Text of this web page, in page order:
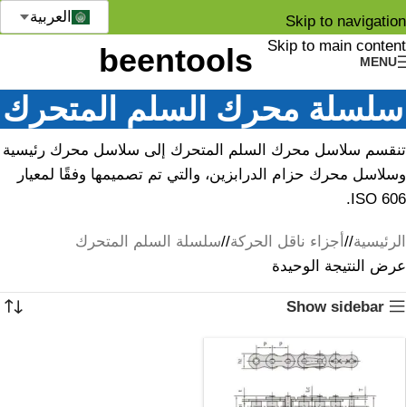
Skip to navigation
Skip to main content
MENU
العربية
سلسلة محرك السلم المتحرك
تنقسم سلاسل محرك السلم المتحرك إلى سلاسل محرك رئيسية
وسلاسل محرك حزام الدرابزين، والتي تم تصميمها وفقًا لمعيار
ISO 606.
الرئيسية/ أجزاء ناقل الحركة/ سلسلة السلم المتحرك
عرض النتيجة الوحيدة
Show sidebar